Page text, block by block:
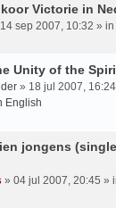
Victorie in
sep 2007, 10:32 » in
Unity of the
» 18 jul 2007,
English
jongens
» 04 jul 2007, 20:45 »